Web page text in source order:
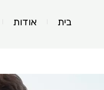
בית אודות